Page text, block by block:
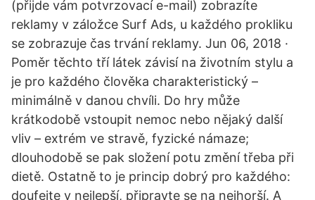
(přijde vám potvrzovací e-mail) zobrazíte
reklamy v záložce Surf Ads, u každého prokliku
se zobrazuje čas trvání reklamy. Jun 06, 2018 ·
Poměr těchto tří látek závisí na životním stylu a
je pro každého člověka charakteristický –
minimálně v danou chvíli. Do hry může
krátkodobě vstoupit nemoc nebo nějaký další
vliv – extrém ve stravě, fyzické námaze;
dlouhodobě se pak složení potu změní třeba při
dietě. Ostatně to je princip dobrý pro každého:
doufejte v nejlepší, připravte se na nejhorší. A